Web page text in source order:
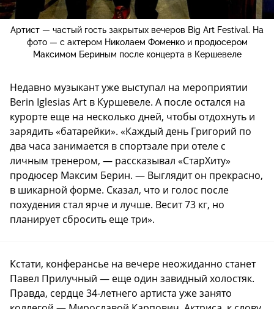
Артист — частый гость закрытых вечеров Big Art Festival. На
фото — с актером Николаем Фоменко и продюсером
Максимом Бериным после концерта в Кершевеле
Недавно музыкант уже выступал на мероприятии
Berin Iglesias Art в Куршевеле. А после остался на
курорте еще на несколько дней, чтобы отдохнуть и
зарядить «батарейки». «Каждый день Григорий по
два часа занимается в спортзале при отеле с
личным тренером, — рассказывал «СтарХиту»
продюсер Максим Берин. — Выглядит он прекрасно,
в шикарной форме. Сказал, что и голос после
похудения стал ярче и лучше. Весит 73 кг, но
планирует сбросить еще три».
Кстати, конферансье на вечере неожиданно станет
Павел Прилучный — еще один завидный холостяк.
Правда, сердце 34-летнего артиста уже занято